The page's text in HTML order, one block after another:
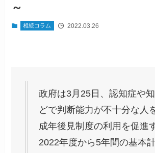
～
相続コラム 2022.03.26
政府は3月25日、認知症や
どで判断能力が不十分な人
成年後見制度の利用を促進
2022年度から5年間の基本